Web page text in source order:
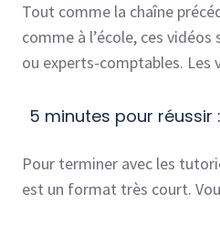
Tout comme la chaîne
comme à l’école, ces
ou experts-comptables. Les
5 minutes pour réussir
Pour terminer avec les
est un format très court.